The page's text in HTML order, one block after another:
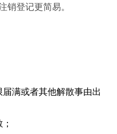
销登记更简易。
满或者其他解散事由出